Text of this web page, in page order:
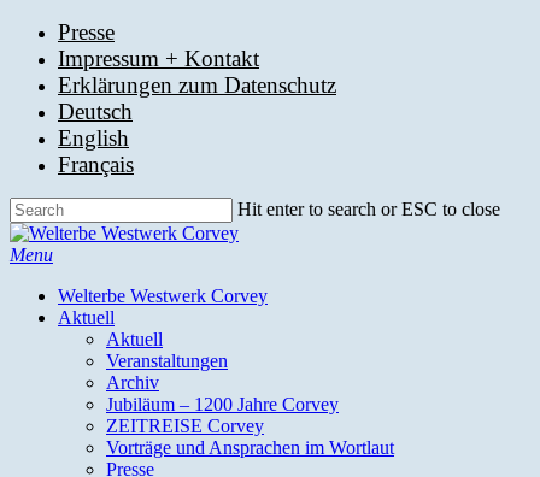
Skip
content
Presse
Impressum + Kontakt
Erklärungen zum Datenschutz
Deutsch
English
Français
Hit enter to search or ESC to close
Close
Search
search
Menu
Welterbe Westwerk Corvey
Aktuell
Aktuell
Veranstaltungen
Archiv
Jubiläum – 1200 Jahre Corvey
ZEITREISE Corvey
Vorträge und Ansprachen im Wortlaut
Presse